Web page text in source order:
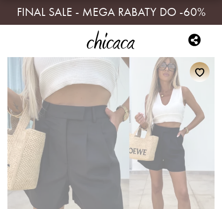
FINAL SALE - MEGA RABATY DO -60%